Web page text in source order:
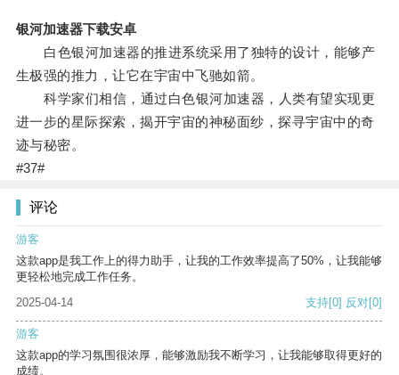
银河加速器下载安卓
白色银河加速器的推进系统采用了独特的设计，能够产
生极强的推力，让它在宇宙中飞驰如箭。
科学家们相信，通过白色银河加速器，人类有望实现更
进一步的星际探索，揭开宇宙的神秘面纱，探寻宇宙中的奇
迹与秘密。
#37#
评论
游客
这款app是我工作上的得力助手，让我的工作效率提高了50%，让我能够
更轻松地完成工作任务。
2025-04-14
支持[0] 反对[0]
游客
这款app的学习氛围很浓厚，能够激励我不断学习，让我能够取得更好的
成绩。